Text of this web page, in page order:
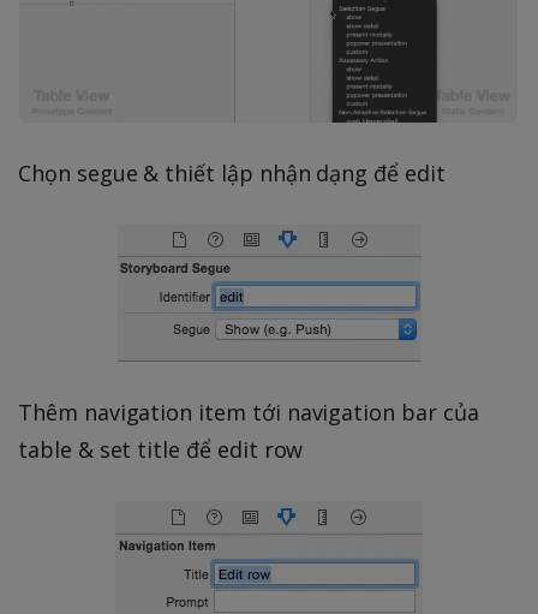
Chọn segue & thiết lập nhận dạng để edit
Thêm navigation item tới navigation bar của
table & set title để edit row